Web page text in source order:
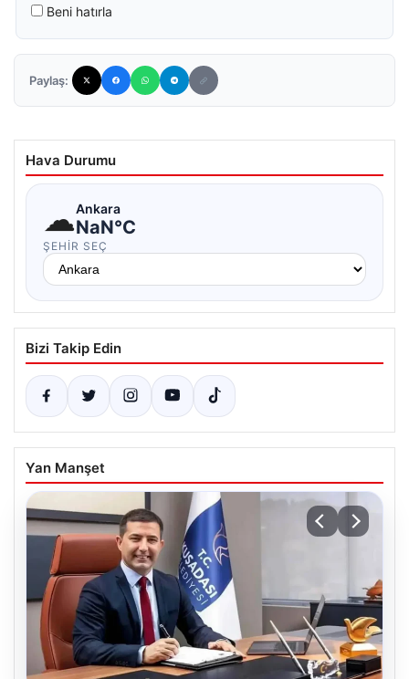
Beni hatırla
Paylaş:
Hava Durumu
☁Ankara
NaN°C
ŞEHIR SEÇ
Bizi Takip Edin
Yan Manşet